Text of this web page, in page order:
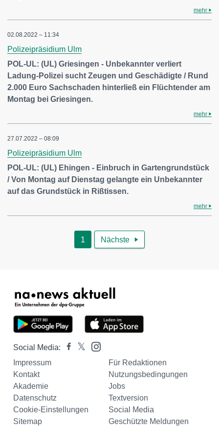
mehr
02.08.2022 – 11:34
Polizeipräsidium Ulm
POL-UL: (UL) Griesingen - Unbekannter verliert
Ladung-Polizei sucht Zeugen und Geschädigte / Rund
2.000 Euro Sachschaden hinterließ ein Flüchtender am
Montag bei Griesingen.
mehr
27.07.2022 – 08:09
Polizeipräsidium Ulm
POL-UL: (UL) Ehingen - Einbruch in Gartengrundstück
/ Von Montag auf Dienstag gelangte ein Unbekannter
auf das Grundstück in Rißtissen.
mehr
1 Nächste 
Social Media:
Impressum
Für Redaktionen
Kontakt
Nutzungsbedingungen
Akademie
Jobs
Datenschutz
Textversion
Cookie-Einstellungen
Social Media
Sitemap
Geschützte Meldungen